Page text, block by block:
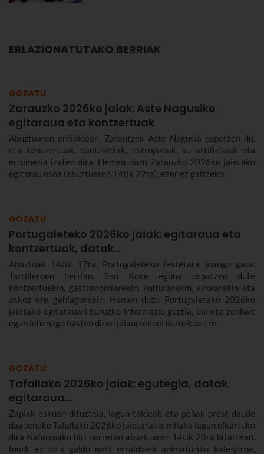
ERLAZIONATUTAKO BERRIAK
GOZATU
Zarauzko 2026ko jaiak: Aste Nagusiko
egitaraua eta kontzertuak
Abuztuaren erdialdean, Zarautzek Aste Nagusia ospatzen du,
eta kontzertuak, dantzaldiak, estropadak, su artifizialak eta
erromeria izaten dira. Hemen duzu Zarauzko 2026ko jaietako
egitarau osoa (abuztuaren 14tik 22ra), ezer ez galtzeko.
GOZATU
Portugaleteko 2026ko jaiak: egitaraua eta
kontzertuak, datak...
Abuztuak 14tik 17ra, Portugaleteko festetara joango gara.
Jarrilleroen herrian, San Roke eguna ospatzen dute
kontzertuekin, gastronomiarekin, kulturarekin, kirolarekin eta
askoz ere gehiagorekin. Hemen duzu Portugaleteko 2026ko
jaietako egitarauari buruzko informazio guztia, bai eta zenbait
egun lehenago hasten diren jaiaurrekoei buruzkoa ere.
GOZATU
Tafallako 2026ko jaiak: egutegia, datak,
egitaraua...
Zapiak eskuan dituztela, lagun-taldeak eta peñak prest daude
dagoeneko Tafallako 2026ko jaietarako: milaka lagun elkartuko
dira Nafarroako hiri horretan abuztuaren 14tik 20ra bitartean.
Inork ez ditu galdu nahi erraldoiek animaturiko kale-giroa,